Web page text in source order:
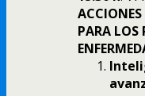
PARA LOS